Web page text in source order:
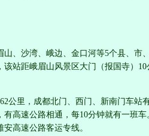
山、沙湾、峨边、金口河等5个县、市
站距峨眉山风景区大门（报国寺）
公里，成都北门、西门、新南门车站
有高速公路相通，每10分钟就有一班
高速公路客运专线。